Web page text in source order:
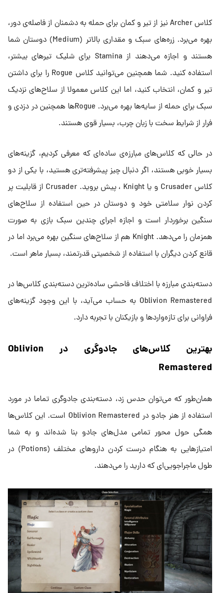
کلاس Archer نیز از تیر و کمان برای حمله به دشمنان از فاصله‌ی دور،
بهره می‌برد. زره‌های سبک و مقداری بالاتر (Medium) دوستان شما
هستند و اجازه می‌دهند از Stamina برای شلیک تیرهای بیشتر،
استفاده کنید. شما همچنین می‌توانید کلاس Rogue را برای داشتن
تیر و کمان، انتخاب کنید، اما این کلاس معمولا از سلاح‌های نزدیک
سبک برای حمله از سایه‌ها بهره می‌برد. Rogueها همچنین در دزدی و
فرار از شرایط سخت با زبان چرب، بسیار قوی هستند.
در حالی که کلاس‌های مبارزه‌‌ی ساده‌ای که معرفی کردیم، گزینه‌های
بسیار خوبی هستند، اگر دنبال چیز پیشرفته‌تری هستید، با یکی از دو
کلاس Crusader و یا Knight ، پیش بروید. Crusader از قابلیت پر
کردن نوار سلامتی خود و دوستان در حین استفاده از سلاح‌های
سنگین برخوردار است و اجازه اجرای چندین سبک بازی به صورت
همزمان را می‌دهد. Knight هم از سلاح‌های سنگین بهره می‌برد اما در
قانع کردن دیگران با استفاده از شخصیتی قدرتمند، بسیار ماهر است.
دسته‌بندی مبارزه با اختلاف فاحشی ساده‌ترین دسته‌بندی کلاس‌ها در
Oblivion Remastered به حساب می‌آید، با این وجود گزینه‌های
فراوانی برای تازه‌وارد‌ها و بازیکنان با تجربه دارد.
بهترین کلاس‌های جادوگری در Oblivion
Remastered
همان‌طور که می‌توان حدس زد، دسته‌بندی جادوگری تماما در مورد
استفاده از هنر جادو در Oblivion Remastered است. این کلاس‌ها
همگی حول محور تمامی‌ مدل‌های جادو بنا شده‌اند و به شما
امتیاز‌هایی به هنگام درست کردن داروهای مختلف (Potions) در
طول ماجراجویی‌ای که دارید را می‌دهند.